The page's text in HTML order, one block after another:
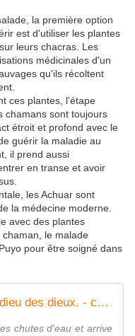
la première option
est d'utiliser les plantes
leurs chacras. Les
médicinales d'un
qu'ils récoltent
ces plantes, l'étape
chamans sont toujours
étroit et profond avec le
guérir la maladie au
il prend aussi
en transe et avoir
les Achuar sont
la médecine moderne.
avec des plantes
le malade
pour être soigné dans
Cosmovision Shuar : Arútam, dieu des dieux. - coco Magnanville
chutes d'eau et arrive